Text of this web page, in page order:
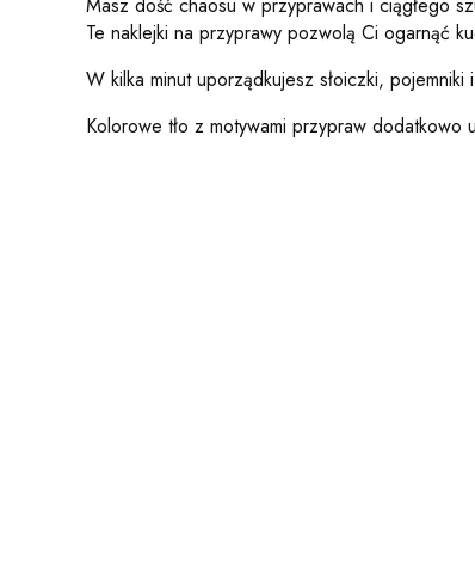
Te naklejki na przyprawy pozwolą Ci ogarnąć
W kilka minut uporządkujesz słoiczki,
Kolorowe tło z motywami przypraw dodatkowo